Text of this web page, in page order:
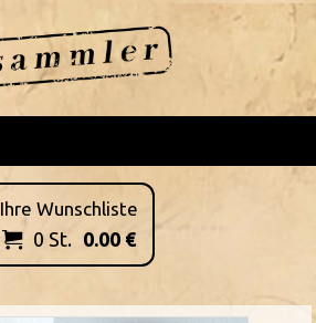
Ihre Wunschliste
 0 St. 0.00€